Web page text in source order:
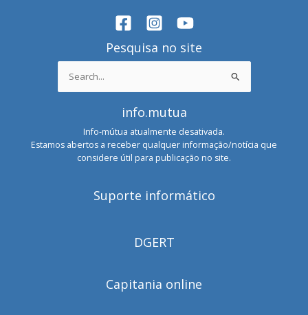
Pesquisa no site
Search
for:
info.mutua
Info-mútua atualmente desativada.
Estamos abertos a receber qualquer informação/notícia que
considere útil para publicação no site.
Suporte informático
DGERT
Capitania online